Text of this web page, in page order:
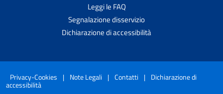
Leggi le FAQ
Segnalazione disservizio
Dichiarazione di accessibilità
Privacy-Cookies | Note Legali | Contatti | Dichiarazione di
accessibilità